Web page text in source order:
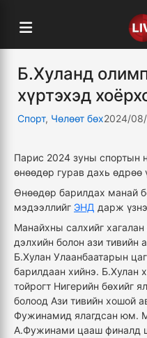
Б.Хуланд
хүртэхэд
Спорт, Чөлөөт бөх2024/
Парис 2024 зуны спортын
өнөөдөр гурав дахь өдрөө
Өнөөдөр барилдах манай
мэдээллийг ЭНД дарж
Манайхны салхийг
дэлхийн болон ази тивийн
Б.Хулан Улаанбаатарын
барилдаан хийнэ. Б.Хулан
тойрогт Нигерийн бөхийг
болоод Ази тивийн хошой
Фужинамид ялагдсан юм.
А.Фужинами цааш финалд